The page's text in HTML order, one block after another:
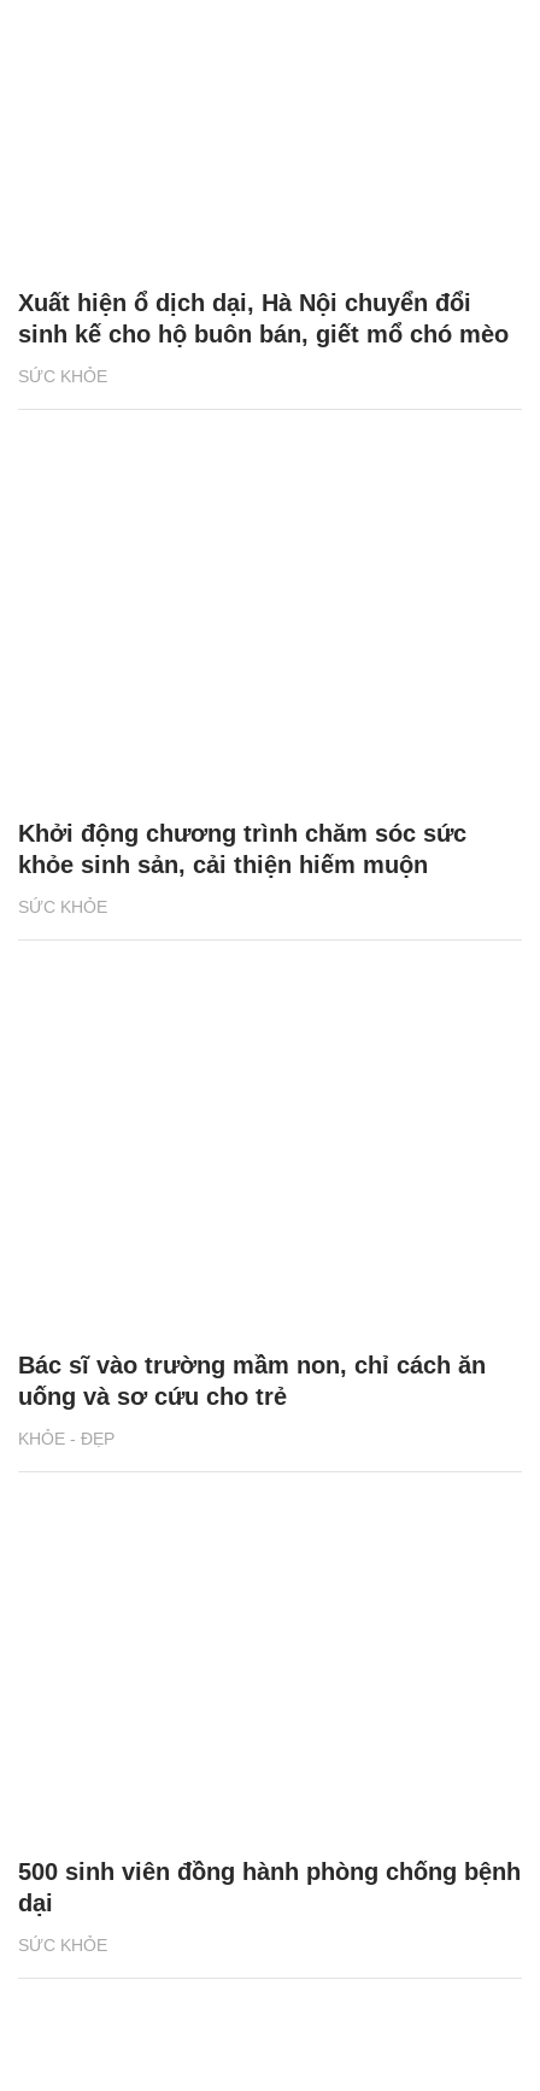
SỨC KHỎE
Xuất hiện ổ dịch dại, Hà Nội chuyển đổi
sinh kế cho hộ buôn bán, giết mổ chó mèo
SỨC KHỎE
Khởi động chương trình chăm sóc sức
khỏe sinh sản, cải thiện hiếm muộn
KHỎE - ĐẸP
Bác sĩ vào trường mầm non, chỉ cách ăn
uống và sơ cứu cho trẻ
SỨC KHỎE
500 sinh viên đồng hành phòng chống bệnh
dại